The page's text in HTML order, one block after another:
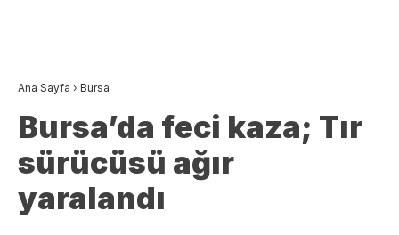
Ana Sayfa › Bursa
Bursa’da feci kaza; Tır
sürücüsü ağır
yaralandı